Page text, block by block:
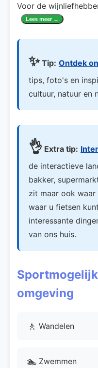
Voor de
Lees meer →
✨Tip: Ontdek
tips, foto's en
cultuur, natuur en
👌 Extra tip:
de interactieve
bakker,
zit maar ook
waar u fietsen
interessante
van ons huis.
omgeving
🚶 Wandelen
🏊 Zwemmen